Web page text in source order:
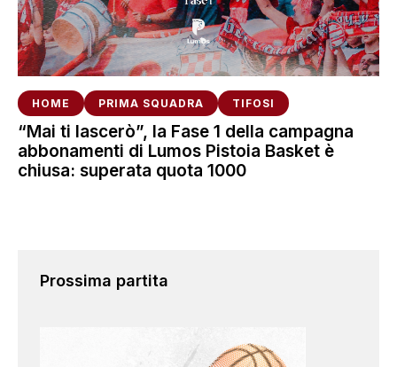
HOME PRIMA SQUADRA TIFOSI
“Mai ti lascerò”, la Fase 1 della campagna
abbonamenti di Lumos Pistoia Basket è
chiusa: superata quota 1000
Prossima partita